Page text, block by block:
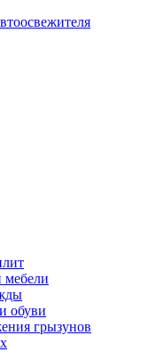
мебели
обуви
грызунов